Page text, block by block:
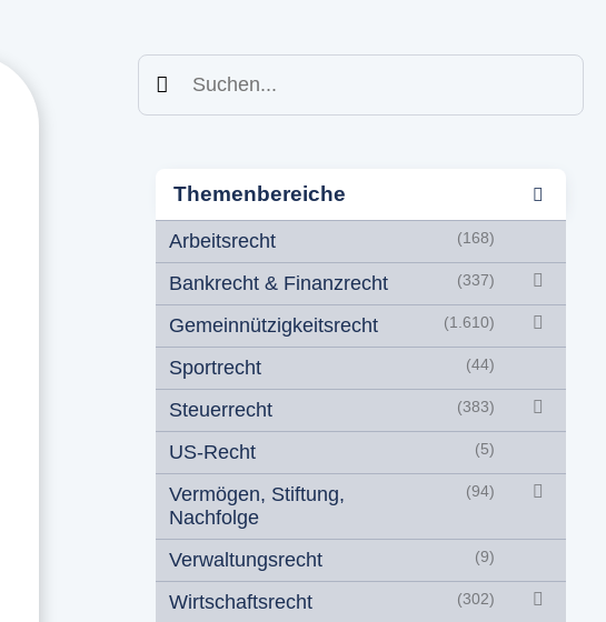
Suchen
Themenbereiche
Arbeitsrecht (168)
Bankrecht & Finanzrecht (337)
Gemeinnützigkeitsrecht (1.610)
Sportrecht (44)
Steuerrecht (383)
US-Recht (5)
Vermögen, Stiftung,
Nachfolge
(94)
Verwaltungsrecht (9)
Wirtschaftsrecht (302)